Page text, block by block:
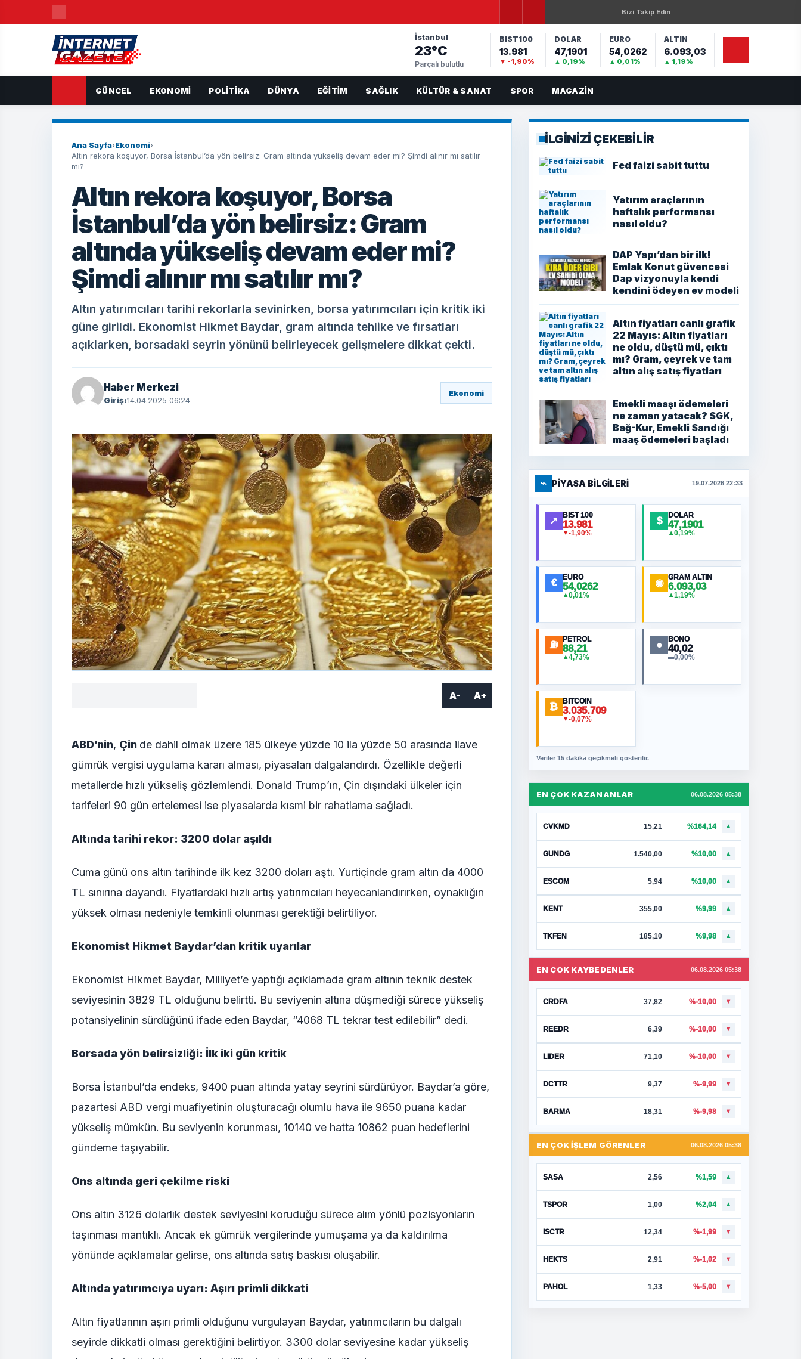
Bizi Takip Edin
İstanbul
23°C
Parçalı bulutlu
BIST100
13.981
▼ -1,90%
DOLAR
47,1901
▲ 0,19%
EURO
54,0262
▲ 0,01%
ALTIN
6.093,03
▲ 1,19%
GÜNCEL EKONOMI POLITIKA DÜNYA EĞITIM SAĞLIK KÜLTÜR & SANAT SPOR MAGAZIN
Ana Sayfa›Ekonomi›
Altın rekora koşuyor, Borsa İstanbul’da yön belirsiz: Gram altında yükseliş devam eder mi? Şimdi alınır mı satılır
mı?
Altın rekora koşuyor, Borsa
İstanbul’da yön belirsiz: Gram
altında yükseliş devam eder mi?
Şimdi alınır mı satılır mı?
Altın yatırımcıları tarihi rekorlarla sevinirken, borsa yatırımcıları için kritik iki
güne girildi. Ekonomist Hikmet Baydar, gram altında tehlike ve fırsatları
açıklarken, borsadaki seyrin yönünü belirleyecek gelişmelere dikkat çekti.
Haber Merkezi
Giriş:14.04.2025 06:24
Ekonomi
A- A+
ABD’nin, Çin de dahil olmak üzere 185 ülkeye yüzde 10 ila yüzde 50 arasında ilave
gümrük vergisi uygulama kararı alması, piyasaları dalgalandırdı. Özellikle değerli
metallerde hızlı yükseliş gözlemlendi. Donald Trump’ın, Çin dışındaki ülkeler için
tarifeleri 90 gün ertelemesi ise piyasalarda kısmi bir rahatlama sağladı.
Altında tarihi rekor: 3200 dolar aşıldı
Cuma günü ons altın tarihinde ilk kez 3200 doları aştı. Yurtiçinde gram altın da 4000
TL sınırına dayandı. Fiyatlardaki hızlı artış yatırımcıları heyecanlandırırken, oynaklığın
yüksek olması nedeniyle temkinli olunması gerektiği belirtiliyor.
Ekonomist Hikmet Baydar’dan kritik uyarılar
Ekonomist Hikmet Baydar, Milliyet’e yaptığı açıklamada gram altının teknik destek
seviyesinin 3829 TL olduğunu belirtti. Bu seviyenin altına düşmediği sürece yükseliş
potansiyelinin sürdüğünü ifade eden Baydar, “4068 TL tekrar test edilebilir” dedi.
Borsada yön belirsizliği: İlk iki gün kritik
Borsa İstanbul’da endeks, 9400 puan altında yatay seyrini sürdürüyor. Baydar’a göre,
pazartesi ABD vergi muafiyetinin oluşturacağı olumlu hava ile 9650 puana kadar
yükseliş mümkün. Bu seviyenin korunması, 10140 ve hatta 10862 puan hedeflerini
gündeme taşıyabilir.
Ons altında geri çekilme riski
Ons altın 3126 dolarlık destek seviyesini koruduğu sürece alım yönlü pozisyonların
taşınması mantıklı. Ancak ek gümrük vergilerinde yumuşama ya da kaldırılma
yönünde açıklamalar gelirse, ons altında satış baskısı oluşabilir.
Altında yatırımcıya uyarı: Aşırı primli dikkati
Altın fiyatlarının aşırı primli olduğunu vurgulayan Baydar, yatırımcıların bu dalgalı
seyirde dikkatli olması gerektiğini belirtiyor. 3300 dolar seviyesine kadar yükseliş
İLGİNİZİ ÇEKEBİLİR
Fed faizi sabit tuttu
Yatırım araçlarının
haftalık performansı
nasıl oldu?
DAP Yapı’dan bir ilk!
Emlak Konut güvencesi
Dap vizyonuyla kendi
kendini ödeyen ev modeli
Altın fiyatları canlı grafik
22 Mayıs: Altın fiyatları
ne oldu, düştü mü, çıktı
mı? Gram, çeyrek ve tam
altın alış satış fiyatları
Emekli maaşı ödemeleri
ne zaman yatacak? SGK,
Bağ-Kur, Emekli Sandığı
maaş ödemeleri başladı
⌁ PIYASA BILGILERI 19.07.2026 22:33
↗ BIST 100
13.981
▼-1,90%
$ DOLAR
47,1901
▲0,19%
€ EURO
54,0262
▲0,01%
◉ GRAM ALTIN
6.093,03
▲1,19%
⛽ PETROL
88,21
▲4,73%
● BONO
40,02
▬0,00%
₿ BITCOIN
3.035.709
▼-0,07%
Veriler 15 dakika geçikmeli gösterilir.
EN ÇOK KAZANANLAR 06.08.2026 05:38
CVKMD 15,21 %164,14 ▲
GUNDG 1.540,00 %10,00 ▲
ESCOM 5,94 %10,00 ▲
KENT 355,00 %9,99 ▲
TKFEN 185,10 %9,98 ▲
EN ÇOK KAYBEDENLER 06.08.2026 05:38
CRDFA 37,82 %-10,00 ▼
REEDR 6,39 %-10,00 ▼
LIDER 71,10 %-10,00 ▼
DCTTR 9,37 %-9,99 ▼
BARMA 18,31 %-9,98 ▼
EN ÇOK İŞLEM GÖRENLER 06.08.2026 05:38
SASA 2,56 %1,59 ▲
TSPOR 1,00 %2,04 ▲
ISCTR 12,34 %-1,99 ▼
HEKTS 2,91 %-1,02 ▼
PAHOL 1,33 %-5,00 ▼